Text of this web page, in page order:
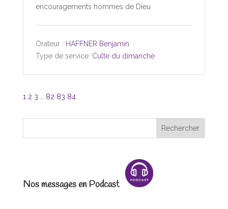
encouragements hommes de Dieu
Orateur : HAFFNER Benjamin
Type de service: Culte du dimanche
1 2 3 82 83 84
Nos messages en Podcast